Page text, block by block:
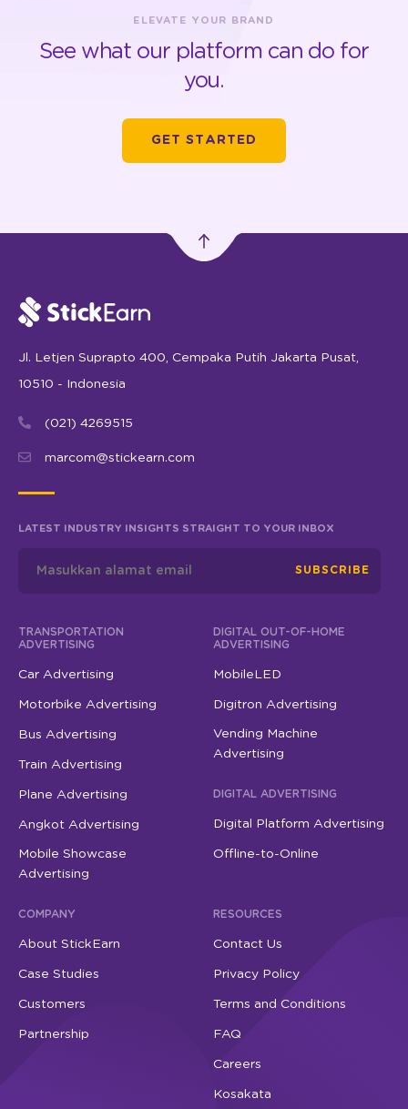
ELEVATE YOUR BRAND
See what our platform can do for
you.
GET STARTED
Jl. Letjen Suprapto 400, Cempaka Putih Jakarta Pusat,
10510 - Indonesia
(021) 4269515
marcom@stickearn.com
LATEST INDUSTRY INSIGHTS STRAIGHT TO YOUR INBOX
SUBSCRIBE
TRANSPORTATION
ADVERTISING
Car Advertising
Motorbike Advertising
Bus Advertising
Train Advertising
Plane Advertising
Angkot Advertising
Mobile Showcase
Advertising
DIGITAL OUT-OF-HOME
ADVERTISING
MobileLED
Digitron Advertising
Vending Machine
Advertising
DIGITAL ADVERTISING
Digital Platform Advertising
Offline-to-Online
COMPANY
About StickEarn
Case Studies
Customers
Partnership
RESOURCES
Contact Us
Privacy Policy
Terms and Conditions
FAQ
Careers
Kosakata